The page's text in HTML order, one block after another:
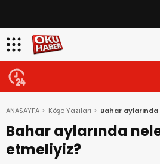
ANASAYFA Köşe Yazıları Bahar
Bahar aylarında
etmeliyiz?